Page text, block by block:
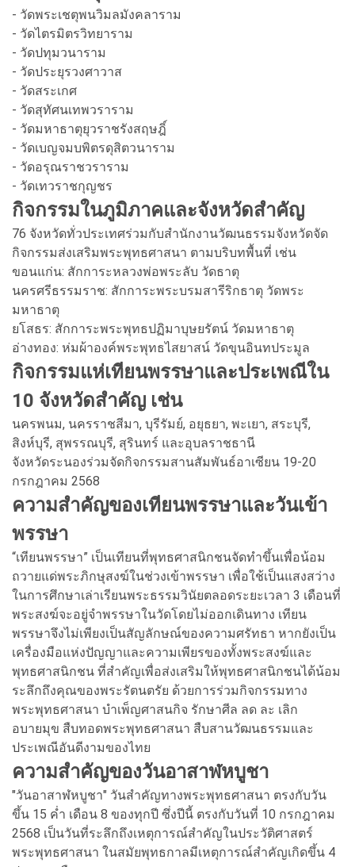
- วัดพระเชตุพนวิมลมังคลาราม
- วัดไตรมิตรวิทยาราม
- วัดปทุมวนาราม
- วัดประยุรวงศาวาส
- วัดสระเกศ
- วัดสุทัศนเทพวราราม
- วัดมหาธาตุยุวราชรังสฤษฎิ์
- วัดเบญจมบพิตรดุสิตวนาราม
- วัดอรุณราชวราราม
- วัดเทวราชกุญชร
กิจกรรมในภูมิภาคและจังหวัดสำคัญ
76 จังหวัดทั่วประเทศร่วมกับสำนักงานวัฒนธรรมจังหวัดจัด
กิจกรรมส่งเสริมพระพุทธศาสนา ตามบริบทพื้นที่ เช่น
ขอนแก่น: สักการะหลวงพ่อพระลับ วัดธาตุ
นครศรีธรรมราช: สักการะพระบรมสารีริกธาตุ วัดพระ
มหาธาตุ
ยโสธร: สักการะพระพุทธปฏิมาบุษยรัตน์ วัดมหาธาตุ
อ่างทอง: ห่มผ้าองค์พระพุทธไสยาสน์ วัดขุนอินทประมูล
กิจกรรมแห่เทียนพรรษาและประเพณีใน
10 จังหวัดสำคัญ เช่น
นครพนม, นครราชสีมา, บุรีรัมย์, อยุธยา, พะเยา, สระบุรี,
สิงห์บุรี, สุพรรณบุรี, สุรินทร์ และอุบลราชธานี
จังหวัดระนองร่วมจัดกิจกรรมสานสัมพันธ์อาเซียน 19-20
กรกฎาคม 2568
ความสำคัญของเทียนพรรษาและวันเข้า
พรรษา
“เทียนพรรษา” เป็นเทียนที่พุทธศาสนิกชนจัดทำขึ้นเพื่อน้อม
ถวายแด่พระภิกษุสงฆ์ในช่วงเข้าพรรษา เพื่อใช้เป็นแสงสว่าง
ในการศึกษาเล่าเรียนพระธรรมวินัยตลอดระยะเวลา 3 เดือนที่
พระสงฆ์จะอยู่จำพรรษาในวัดโดยไม่ออกเดินทาง เทียน
พรรษาจึงไม่เพียงเป็นสัญลักษณ์ของความศรัทธา หากยังเป็น
เครื่องมือแห่งปัญญาและความเพียรของทั้งพระสงฆ์และ
พุทธศาสนิกชน ที่สำคัญเพื่อส่งเสริมให้พุทธศาสนิกชนได้น้อม
ระลึกถึงคุณของพระรัตนตรัย ด้วยการร่วมกิจกรรมทาง
พระพุทธศาสนา บำเพ็ญศาสนกิจ รักษาศีล ลด ละ เลิก
อบายมุข สืบทอดพระพุทธศาสนา สืบสานวัฒนธรรมและ
ประเพณีอันดีงามของไทย
ความสำคัญของวันอาสาฬหบูชา
"วันอาสาฬหบูชา" วันสำคัญทางพระพุทธศาสนา ตรงกับวัน
ขึ้น 15 ค่ำ เดือน 8 ของทุกปี ซึ่งปีนี้ ตรงกับวันที่ 10 กรกฎาคม
2568 เป็นวันที่ระลึกถึงเหตุการณ์สำคัญในประวัติศาสตร์
พระพุทธศาสนา ในสมัยพุทธกาลมีเหตุการณ์สำคัญเกิดขึ้น 4